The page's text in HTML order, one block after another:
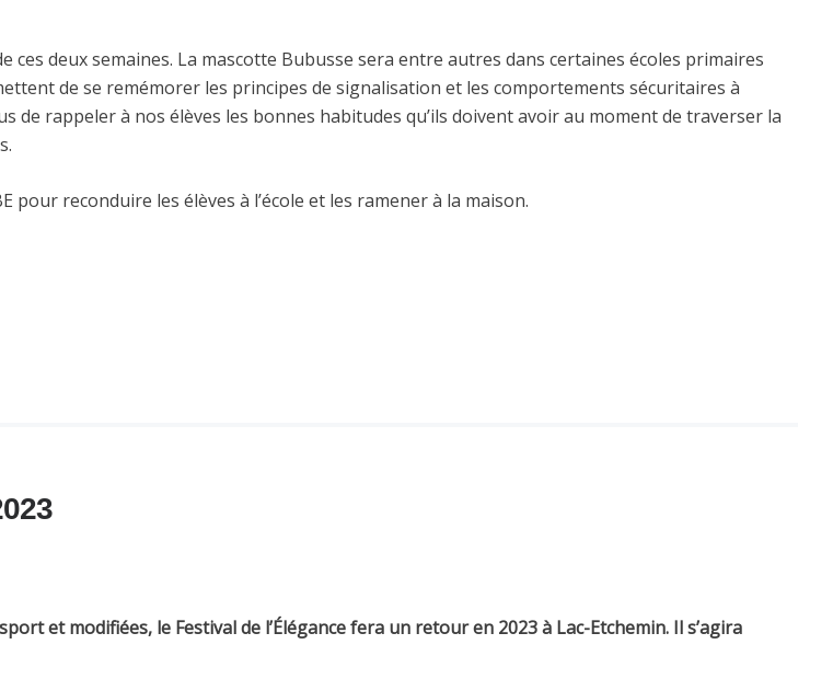
deux semaines. La mascotte Bubusse sera entre autres dans certaines écoles primaires
de se remémorer les principes de signalisation et les comportements sécuritaires à
de rappeler à nos élèves les bonnes habitudes qu’ils doivent avoir au moment de traverser la
reconduire les élèves à l’école et les ramener à la maison.
et modifiées, le Festival de l’Élégance fera un retour en 2023 à Lac-Etchemin. Il s’agira